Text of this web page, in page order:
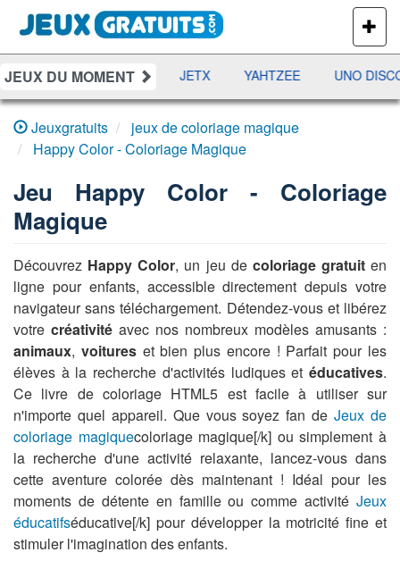
PLUS
DE
JEUX
JEUX DU MOMENT
DAMES RAMI JETX YAHTZEE UNO DISCO
Jeuxgratuits
jeux de coloriage magique
Happy Color - Coloriage Magique
Jeu Happy Color - Coloriage
Magique
Découvrez Happy Color, un jeu de coloriage gratuiten
ligne pour enfants, accessible directement depuis votre
navigateur sans téléchargement. Détendez-vous et libérez
votre créativité avec nos nombreux modèles amusants :
animaux, voitureset bien plus encore ! Parfait pour les
élèves à la recherche d'activités ludiques et éducatives.
Ce livre de coloriage HTML5 est facile à utiliser sur
n'importe quel appareil. Que vous soyez fan deJeux de
coloriage magiquecoloriage magique[/k] ou simplement à
la recherche d'une activité relaxante, lancez-vous dans
cette aventure colorée dès maintenant ! Idéal pour les
moments de détente en famille ou comme activité Jeux
éducatifséducative[/k] pour développer la motricité fine et
stimuler l'imagination des enfants.